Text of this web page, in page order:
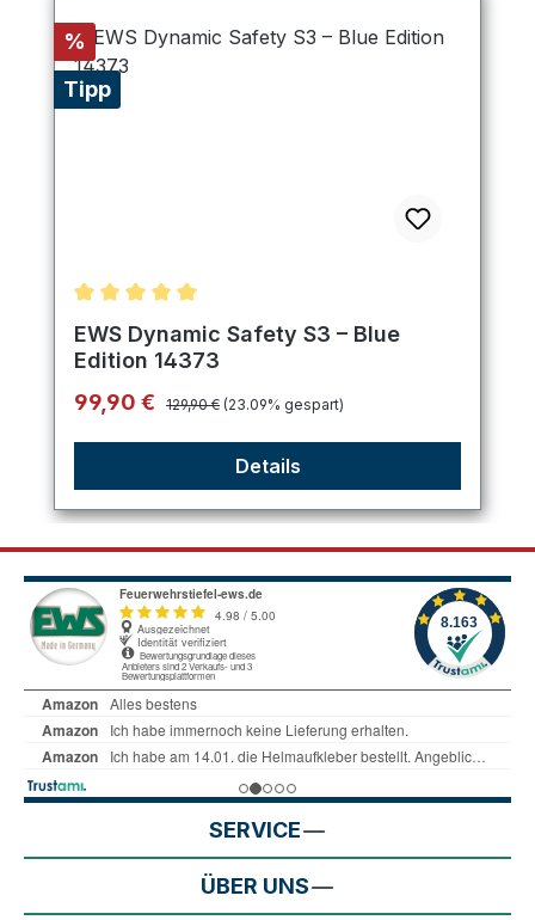
Rabatt
%
Tipp
Durchschnittliche Bewertung von 5 von 5 Sternen
EWS Dynamic Safety S3 – Blue
Edition 14373
Verkaufspreis:
99,90 € Regulärer Preis:
129,90 € (23.09% gespart)
Details
SERVICE
ÜBER UNS